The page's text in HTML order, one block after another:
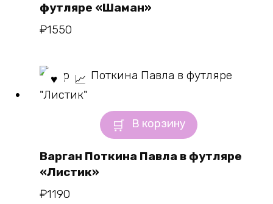
футляре «Шаман»
₽1550
В корзину
Варган Поткина Павла в футляре
«Листик»
₽1190